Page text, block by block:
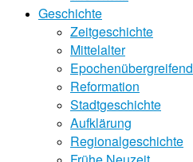
Geschichte
Zeitgeschichte
Mittelalter
Epochenübergreifend
Reformation
Stadtgeschichte
Aufklärung
Regionalgeschichte